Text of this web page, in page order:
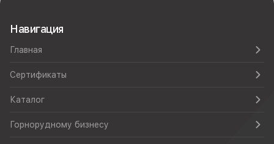
Навигация
Главная
Сертификаты
Каталог
Горнорудному бизнесу